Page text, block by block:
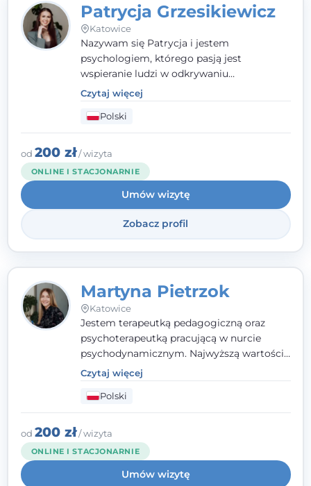
Patrycja Grzesikiewicz
Katowice
Nazywam się Patrycja i jestem
psychologiem, którego pasją jest
wspieranie ludzi w odkrywaniu
wewnętrznej siły i radzeniu sobie z
codziennymi trudnościami. Pracuję w
nurcie poznawczo-behawioralnym, oferując
indywidualne podejście pełne empatii,
zaufania i wsparcia. Jeśli masz za sobą
trudny czas, jestem tutaj dla Ciebie.
Czytaj więcej
Polski
od 200 zł/ wizyta
ONLINE I STACJONARNIE
Umów wizytę
Zobacz profil
Martyna Pietrzok
Katowice
Jestem terapeutką pedagogiczną oraz
psychoterapeutką pracującą w nurcie
psychodynamicznym. Najwyższą wartością
jest dla mnie bliska, pełna zrozumienia i
zaangażowania relacja z pacjentem. To
właśnie ta oparta na zaufaniu więź staje się
przestrzenią, w której można dotrzeć do
źródła trudności i spojrzeć na nie inaczej
niż dotąd.
Czytaj więcej
Polski
od 200 zł/ wizyta
ONLINE I STACJONARNIE
Umów wizytę